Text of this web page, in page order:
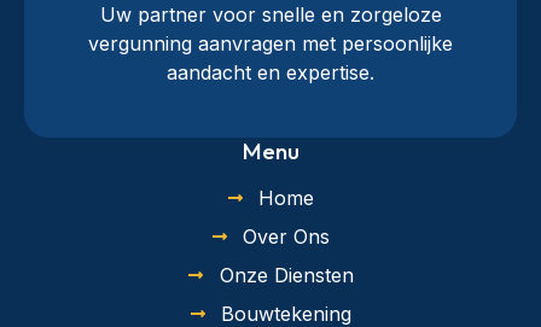
Uw partner voor snelle en zorgeloze
vergunning aanvragen met persoonlijke
aandacht en expertise.
Menu
Home
Over Ons
Onze Diensten
Bouwtekening